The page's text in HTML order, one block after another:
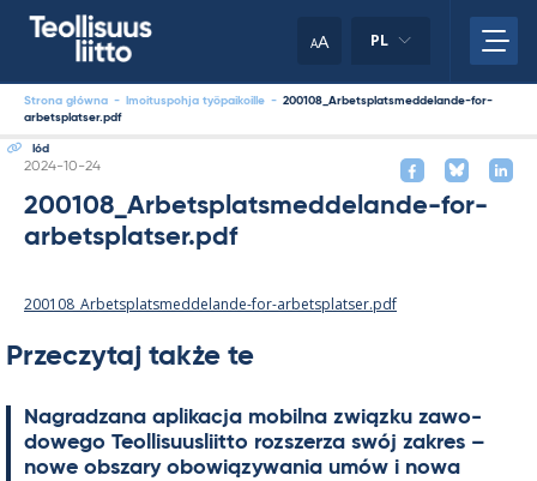
AA PL
Strona główna - lmoituspohja työpaikoille - 200108_Arbetsplatsmeddelande-for-
arbetsplatser.pdf
lód
Kirjoitettu
2024-10-24
200108_Arbetsplatsmeddelande-for-
arbetsplatser.pdf
200108_Arbetsplatsmeddelande-for-arbetsplatser.pdf
Przeczytaj także te
Na­gradzana apli­kacja mo­bilna związku zawo­
dowego Teol­li­suus­liitto rozszerza swój za­kres –
nowe obszary obowiązywa­nia umów i nowa